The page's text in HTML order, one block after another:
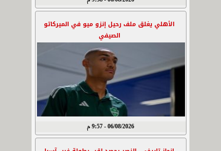
الأهلي يغلق ملف رحيل إنزو ميو في الميركاتو
الصيفي
06/08/2026 - 9:57 م